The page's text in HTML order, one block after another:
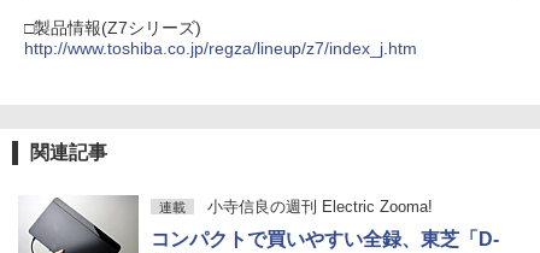
□製品情報(Z7シリーズ)
http://www.toshiba.co.jp/regza/lineup/z7/index_j.htm
関連記事
連載 小寺信良の週刊 Electric Zooma!
コンパクトで買いやすい全録、東芝「D-